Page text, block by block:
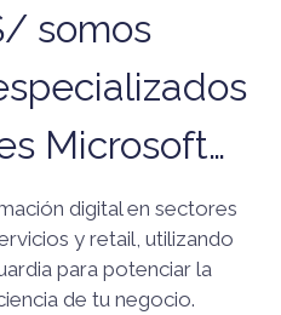
somos
Microsoft…
digital en sectores
y retail, utilizando
para potenciar la
de tu negocio.